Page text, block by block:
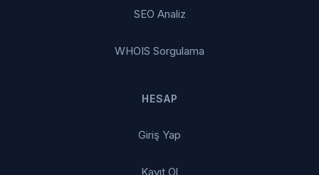
SEO Analiz
WHOIS Sorgulama
HESAP
Giriş Yap
Kayıt Ol